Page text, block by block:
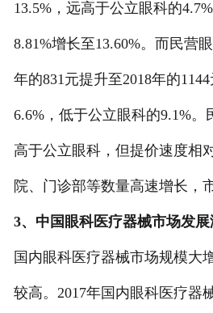
13.5%，远高于公立眼科的
8.81%增长至13.60%。而民营
年的831元提升至2018年的
6.6%，低于公立眼科的9.1%。
高于公立眼科，但提价速度相
院、门诊部等数量高速增长，
3、中国眼科医疗器械市场发
国内眼科医疗器械市场规模大
较高。2017年国内眼科医疗器